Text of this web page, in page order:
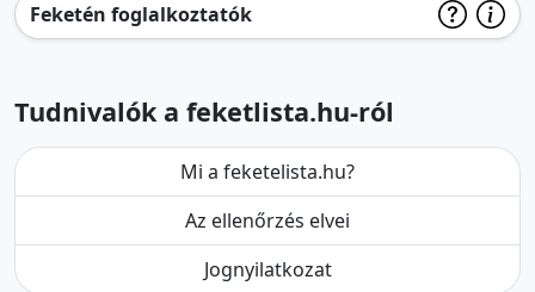
Feketén foglalkoztatók
Tudnivalók a feketlista.hu-ról
Mi a feketelista.hu?
Az ellenőrzés elvei
Jognyilatkozat